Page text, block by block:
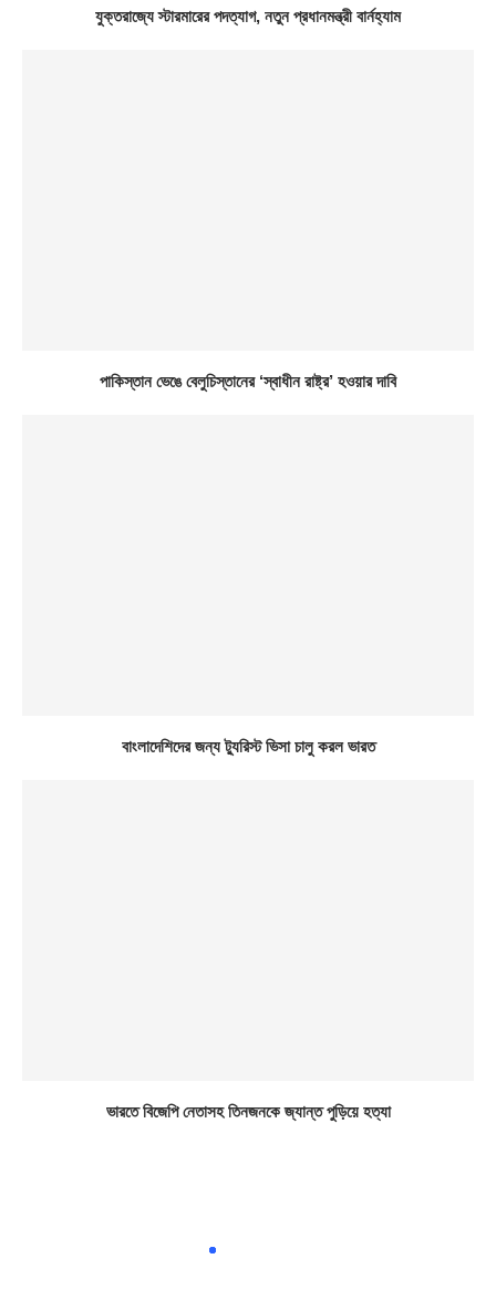
যুক্তরাজ্যে স্টারমারের পদত্যাগ, নতুন প্রধানমন্ত্রী বার্নহ্যাম
পাকিস্তান ভেঙে বেলুচিস্তানের ‘স্বাধীন রাষ্ট্র’ হওয়ার দাবি
বাংলাদেশিদের জন্য ট্যুরিস্ট ভিসা চালু করল ভারত
ভারতে বিজেপি নেতাসহ তিনজনকে জ্যান্ত পুড়িয়ে হত্যা